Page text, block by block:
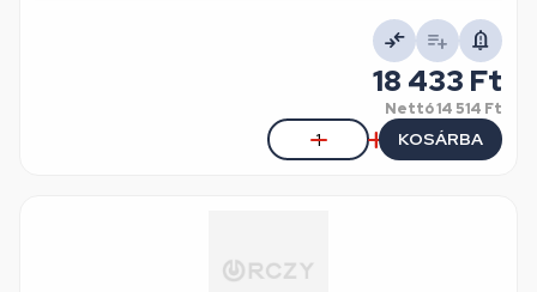
18 433 Ft
Nettó14 514 Ft
KOSÁRBA